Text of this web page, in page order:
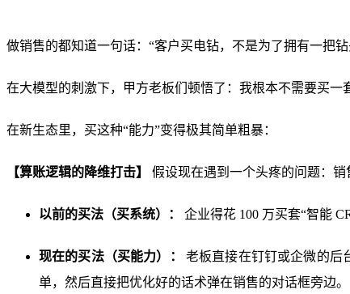
做销售的都知道一句话：“客户买电钻，不是为了拥有一把
在大模型的刺激下，甲方老板们顿悟了：我根本不需要买一
在新生态里，买这种“能力”变得极其简单粗暴：
【算账逻辑的降维打击】 假设现在遇到一个头疼的问题：销
以前的买法（买系统）： 企业得花 100 万买套“智能
现在的买法（买能力）：
老板直接在钉钉或企微的后
单，然后直接把优化好的话术弹在销售的对话框旁边。